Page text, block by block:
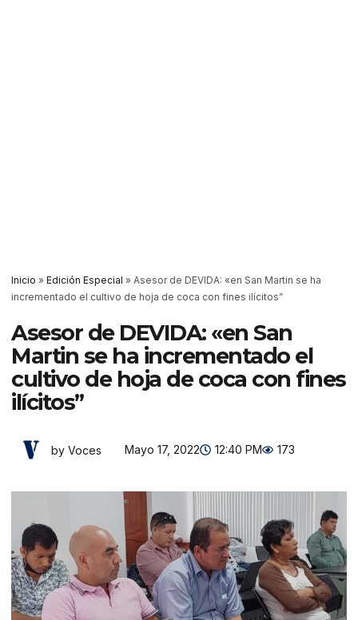
Inicio » Edición Especial » Asesor de DEVIDA: «en San Martin se ha
incrementado el cultivo de hoja de coca con fines ilícitos”
Asesor de DEVIDA: «en San
Martin se ha incrementado el
cultivo de hoja de coca con fines
ilícitos”
by Voces Mayo 17, 2022 12:40 PM 173